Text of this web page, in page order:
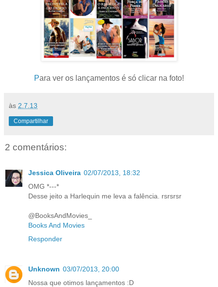
Para ver os lançamentos é só clicar na foto!
às 2.7.13
Compartilhar
2 comentários:
Jessica Oliveira 02/07/2013, 18:32
OMG *---*
Desse jeito a Harlequin me leva a falência. rsrsrsr
@BooksAndMovies_
Books And Movies
Responder
Unknown 03/07/2013, 20:00
Nossa que otimos lançamentos :D